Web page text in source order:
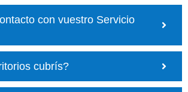
con vuestro Servicio
cubrís?